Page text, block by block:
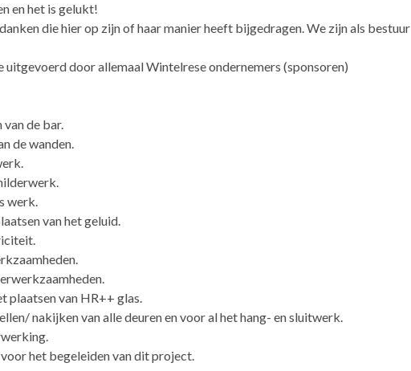
en het is gelukt!
die hier op zijn of haar manier heeft bijgedragen. We zijn als bestuur
uitgevoerd door allemaal Wintelrese ondernemers (sponsoren)
de bar.
de wanden.
werk.
van het geluid.
plaatsen van HR++ glas.
nakijken van alle deuren en voor al het hang- en sluitwerk.
het begeleiden van dit project.